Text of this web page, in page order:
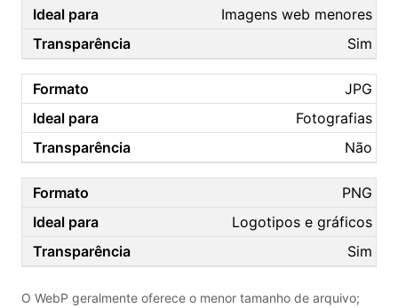
Imagens web menores
Sim
JPG
Fotografias
Não
PNG
Logotipos e gráficos
Sim
O WebP geralmente oferece o menor tamanho de arquivo;